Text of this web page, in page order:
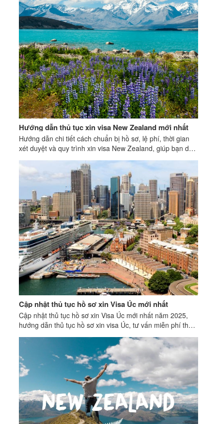
Hướng dẫn thủ tục xin visa New Zealand mới nhất
Hướng dẫn chi tiết cách chuẩn bị hồ sơ, lệ phí, thời gian
xét duyệt và quy trình xin visa New Zealand, giúp bạn dễ
dàng lên kế hoạch cho chuyến đi!
Cập nhật thủ tục hồ sơ xin Visa Úc mới nhất
Cập nhật thủ tục hồ sơ xin Visa Úc mới nhất năm 2025,
hướng dẫn thủ tục hồ sơ xin visa Úc, tư vấn miễn phí thủ
tục visa Úc 2025